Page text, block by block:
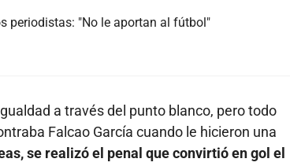
periodistas: "No le aportan al fútbol"
a través del punto blanco, pero todo
Falcao García cuando le hicieron una
se realizó el penal que convirtió en gol el